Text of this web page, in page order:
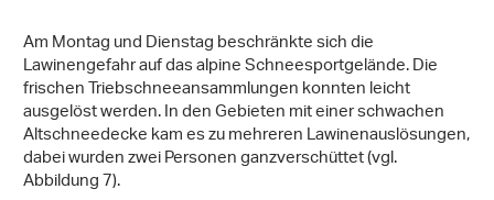
Am Montag und Dienstag beschränkte sich die
Lawinengefahr auf das alpine Schneesportgelände. Die
frischen Triebschneeansammlungen konnten leicht
ausgelöst werden. In den Gebieten mit einer schwachen
Altschneedecke kam es zu mehreren Lawinenauslösungen,
dabei wurden zwei Personen ganzverschüttet (vgl.
Abbildung 7).